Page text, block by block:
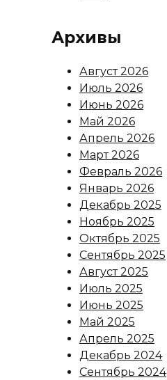
Архивы
Август 2026
Июль 2026
Июнь 2026
Май 2026
Апрель 2026
Март 2026
Февраль 2026
Январь 2026
Декабрь 2025
Ноябрь 2025
Октябрь 2025
Сентябрь 2025
Август 2025
Июль 2025
Июнь 2025
Май 2025
Апрель 2025
Декабрь 2024
Сентябрь 2024